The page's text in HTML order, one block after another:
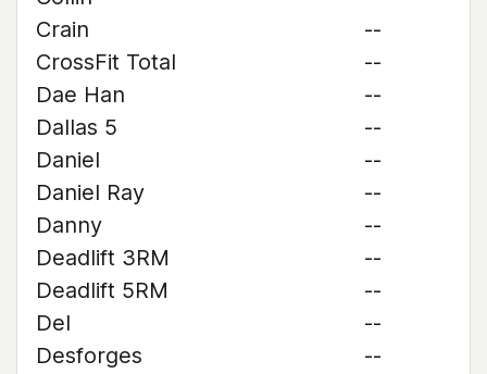
Crain
--
CrossFit Total
--
Dae Han
--
Dallas 5
--
Daniel
--
Daniel Ray
--
Danny
--
Deadlift 3RM
--
Deadlift 5RM
--
Del
--
Desforges
--